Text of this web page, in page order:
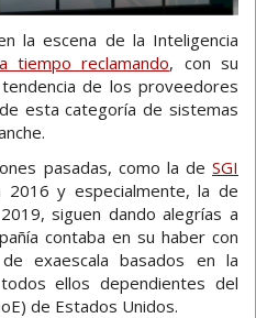
la escena de la Inteligencia
tiempo reclamando, con su
de los proveedores
esta categoría de sistemas
pasadas, como la de SGI
y especialmente, la de
siguen dando alegrías a
contaba en su haber con
exaescala basados en la
ellos dependientes del
de Estados Unidos.